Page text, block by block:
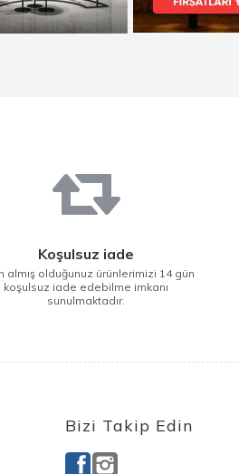
Koşulsuz iade
almış olduğunuz ürünlerimizi 14 gün
koşulsuz iade edebilme imkanı
sunulmaktadır.
Bizi Takip Edin